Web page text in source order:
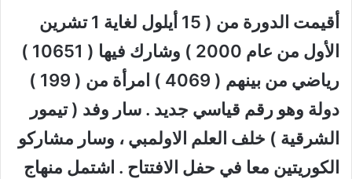
أقيمت الدورة من ( 15 أيلول لغاية 1 تشرين
الأول من عام 2000 ) وشارك فيها ( 10651 )
رياضي من بينهم ( 4069 ) امرأة من ( 199 )
دولة وهو رقم قياسي جديد . سار وفد ( تيمور
الشرقية ) خلف العلم الاولمبي ، وسار مشاركو
الكوريتين معا في حفل الافتتاح . اشتمل منهاج